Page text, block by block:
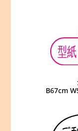
B67cm